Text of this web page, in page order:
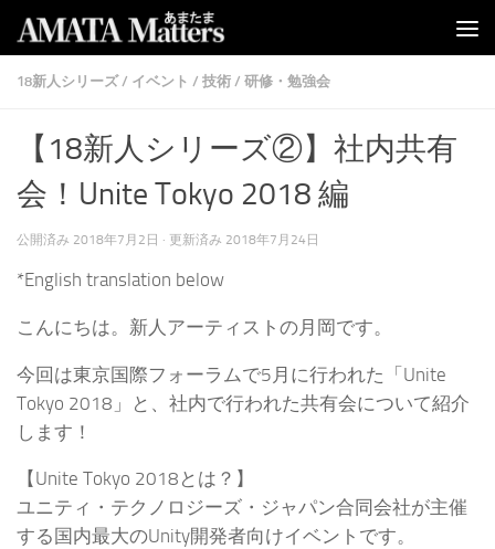
コンテンツへスキップ
18新人シリーズ / イベント / 技術 / 研修・勉強会
【18新人シリーズ②】社内共有
会！Unite Tokyo 2018 編
公開済み 2018年7月2日 · 更新済み 2018年7月24日
*English translation below
こんにちは。新人アーティストの月岡です。
今回は東京国際フォーラムで5月に行われた「Unite
Tokyo 2018」と、社内で行われた共有会について紹介
します！
【Unite Tokyo 2018とは？】
ユニティ・テクノロジーズ・ジャパン合同会社が主催
する国内最大のUnity開発者向けイベントです。